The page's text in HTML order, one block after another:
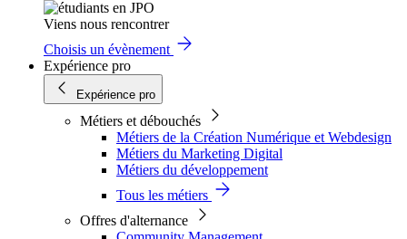
Viens nous rencontrer
Choisis un évènement
Expérience pro
Expérience pro
Métiers et débouchés
Métiers de la Création Numérique et Webdesign
Métiers du Marketing Digital
Métiers du développement
Tous les métiers
Offres d'alternance